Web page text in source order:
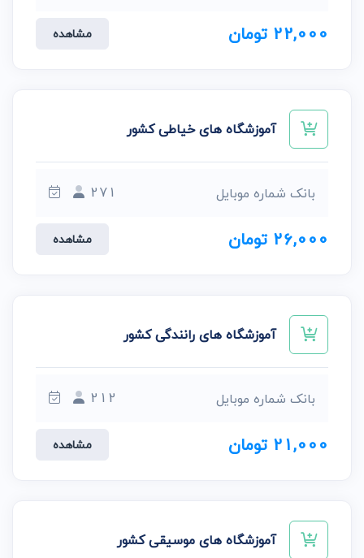
22,000 تومان مشاهده
آموزشگاه های خیاطی کشور
بانک شماره موبایل 271
26,000 تومان مشاهده
آموزشگاه های رانندگی کشور
بانک شماره موبایل 212
21,000 تومان مشاهده
آموزشگاه های موسیقی کشور